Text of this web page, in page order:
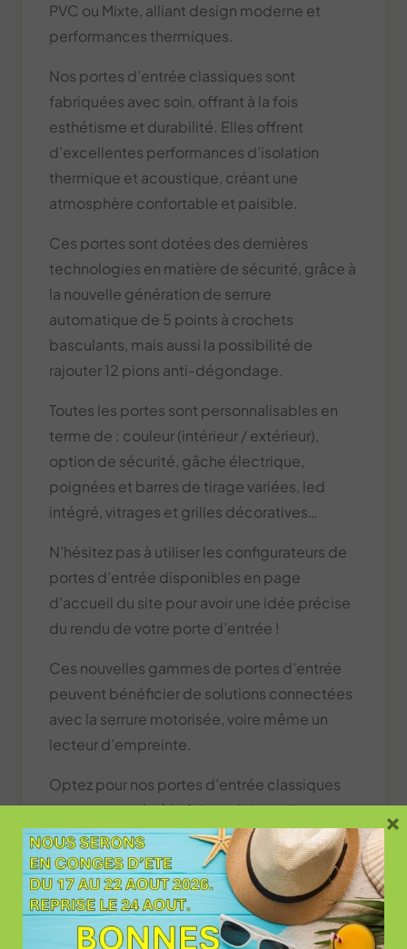
PVC ou Mixte, alliant design moderne et
performances thermiques.
Nos portes d’entrée classiques sont
fabriquées avec soin, offrant à la fois
esthétisme et durabilité. Elles offrent
d’excellentes performances d’isolation
thermique et acoustique, créant une
atmosphère confortable et paisible.
Ces portes sont dotées des dernières
technologies en matière de sécurité, grâce à
la nouvelle génération de serrure
automatique de 5 points à crochets
basculants, mais aussi la possibilité de
rajouter 12 pions anti-dégondage.
Toutes les portes sont personnalisables en
terme de : couleur (intérieur / extérieur),
option de sécurité, gâche électrique,
poignées et barres de tirage variées, led
intégré, vitrages et grilles décoratives…
N’hésitez pas à utiliser les configurateurs de
portes d’entrée disponibles en page
d’accueil du site pour avoir une idée précise
du rendu de votre porte d’entrée !
Ces nouvelles gammes de portes d’entrée
peuvent bénéficier de solutions connectées
avec la serrure motorisée, voire même un
lecteur d’empreinte.
Optez pour nos portes d’entrée classiques
pour une entrée à la fois traditionnelle et
performante. Contactez-nous dès
aujourd’hui pour découvrir notre sélection et
bénéficier de notre expertise en matière de
portes d’entrée classiques.
×